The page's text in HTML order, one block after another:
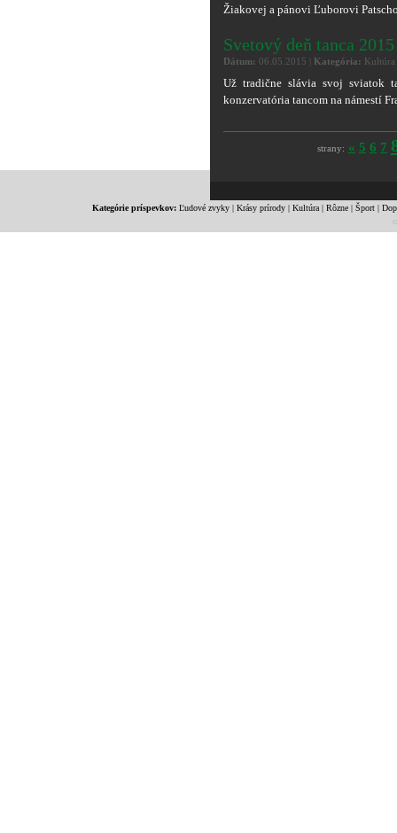
Žiakovej a pánovi Ľuborovi
Svetový deň tanca
Dátum: 06.05.2015 | Kategória:
Už tradične slávia svoj sviatok
konzervatória tancom na námestí
strany: « 5 6 7
Kategórie príspevkov: Ľudové zvyky| Krásy prírody| Kultúra| Rôzne| Šport|